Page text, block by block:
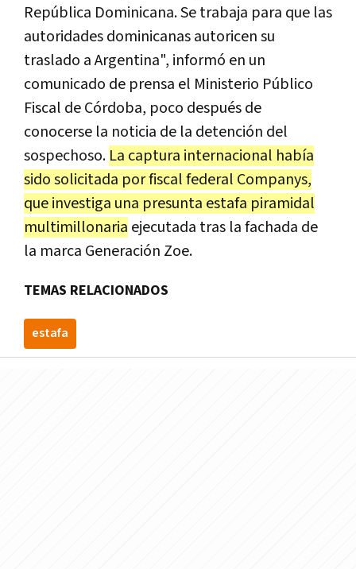
República Dominicana. Se trabaja para que las
autoridades dominicanas autoricen su
traslado a Argentina", informó en un
comunicado de prensa el Ministerio Público
Fiscal de Córdoba, poco después de
conocerse la noticia de la detención del
sospechoso. La captura internacional había
sido solicitada por fiscal federal Companys,
que investiga una presunta estafa piramidal
multimillonaria ejecutada tras la fachada de
la marca Generación Zoe.
TEMAS RELACIONADOS
estafa